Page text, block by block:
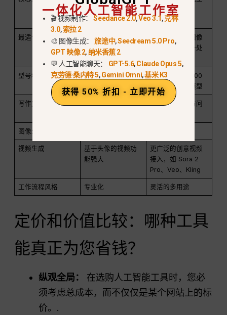
说话的照片、视觉
代理、API 工作流程
作区
最适合
阿凡达视频、实时
数字演示器、开发
人员嵌入
需要将文字、图像
和视频整合在一处
型号种类
重点突出的产品套
一个平台上有 100
多个人工智能模型
写作支持
与多种模式平台相
功能强大，可访问
图像生成
视频生成
基于头像的视频功
能强大
更广泛的创意视频
接入，如 Sora 2
Pro、Veo、Kling
工作流程风格 专业化 灵活的多用途
定价和价值比较：哪种工具
能真正为您省钱？
纵观全局：
在选购人工智能工具时，您必
须考虑总成本，而不仅仅是某个网站上的标
价。.
一体化人工智能工作室
🎬 视频制作：Seedance 2.0,Veo 3.1,克林
3.0,索拉 2
🎨 图像生成：旅途中,Seedream 5.0 Pro,
GPT 映像 2,纳米香蕉 2
💬 人工智能聊天： GPT-5.6,Claude Opus 5,
克劳德·桑内特 5,Gemini Omni,基米 K3
获得 50% 折扣 - 立即开始